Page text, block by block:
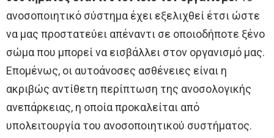
ανοσοποιητικό σύστημα έχει εξελιχθεί έτσι ώστε
να μας προστατεύει απέναντι σε οποιοδήποτε ξένο
σώμα που μπορεί να εισβάλλει στον οργανισμό μας.
Επομένως, οι αυτοάνοσες ασθένειες είναι η
ακριβώς αντίθετη περίπτωση της ανοσολογικής
ανεπάρκειας, η οποία προκαλείται από
υπολειτουργία του ανοσοποιητικού συστήματος.